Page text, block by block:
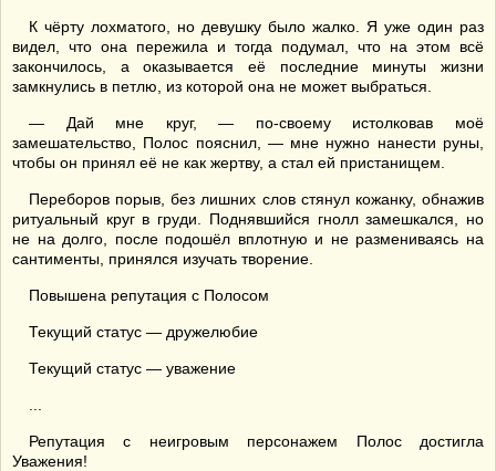
К чёрту лохматого, но девушку было жалко. Я уже один раз
видел, что она пережила и тогда подумал, что на этом всё
закончилось, а оказывается её последние минуты жизни
замкнулись в петлю, из которой она не может выбраться.
— Дай мне круг, — по-своему истолковав моё
замешательство, Полос пояснил, — мне нужно нанести руны,
чтобы он принял её не как жертву, а стал ей пристанищем.
Переборов порыв, без лишних слов стянул кожанку, обнажив
ритуальный круг в груди. Поднявшийся гнолл замешкался, но
не на долго, после подошёл вплотную и не размениваясь на
сантименты, принялся изучать творение.
Повышена репутация с Полосом
Текущий статус — дружелюбие
Текущий статус — уважение
Репутация с неигровым персонажем Полос достигла
Уважения!